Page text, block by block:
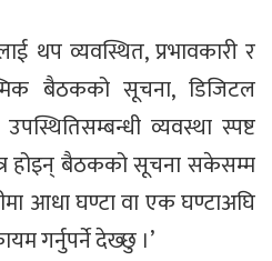
थप व्यवस्थित, प्रभावकारी र
बैठकको सूचना, डिजिटल
व्यवस्था स्पष्ट
होइन् बैठकको सूचना सकेसम्म
आधा घण्टा वा एक घण्टाअघि
गर्नुपर्ने देख्छु ।’